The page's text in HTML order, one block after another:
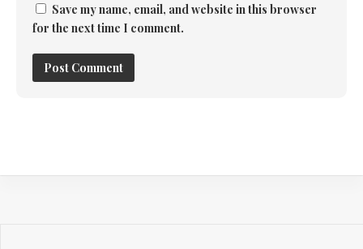
Save my name, email, and website in this browser
for the next time I comment.